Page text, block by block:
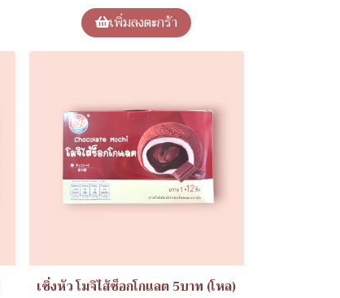
เพิ่มลงตะกร้า
เซิ่งหัว โมจิไส้ช็อกโกแลต 5บาท (โหล)